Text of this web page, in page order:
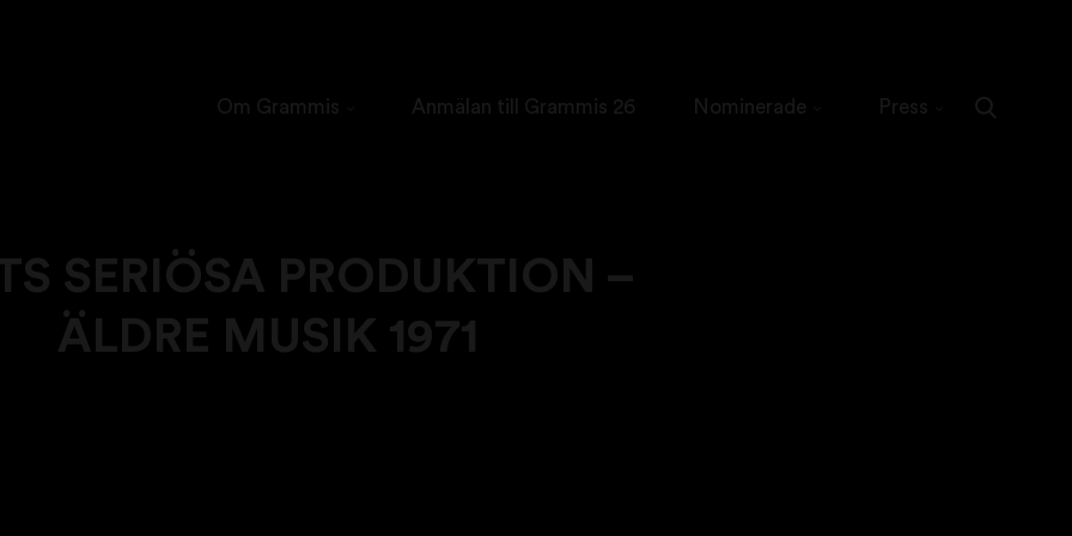
Om Grammis Anmälan till Grammis 26 Nominerade Press
SERIÖSA PRODUKTION –
ÄLDRE MUSIK 1971